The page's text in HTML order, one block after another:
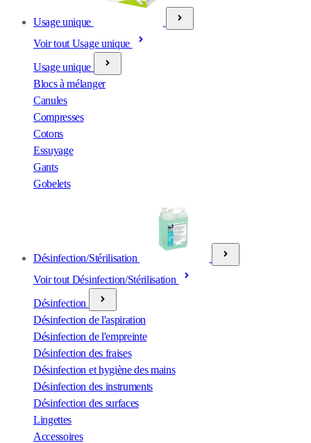
Usage unique
Voir tout Usage unique
Usage unique
Blocs à mélanger
Canules
Compresses
Cotons
Essuyage
Gants
Gobelets
Désinfection/Stérilisation
Voir tout Désinfection/Stérilisation
Désinfection
Désinfection de l'aspiration
Désinfection de l'empreinte
Désinfection des fraises
Désinfection et hygiène des mains
Désinfection des instruments
Désinfection des surfaces
Lingettes
Accessoires